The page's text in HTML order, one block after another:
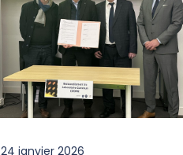
24 janvier 2026